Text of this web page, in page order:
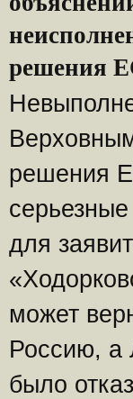
решения
решения
для
может
Россию, а
было